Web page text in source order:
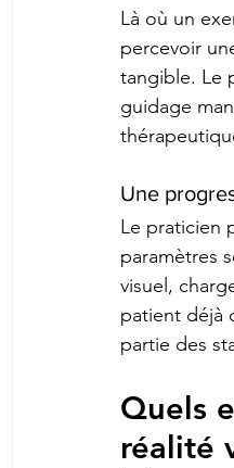
Là où un
percevoir
tangible. Le
guidage
Une
Le praticien
paramètres
visuel,
patient déjà
partie des
Quels
réalité